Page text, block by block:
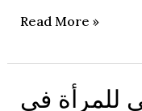
Read More »
في
أفضل